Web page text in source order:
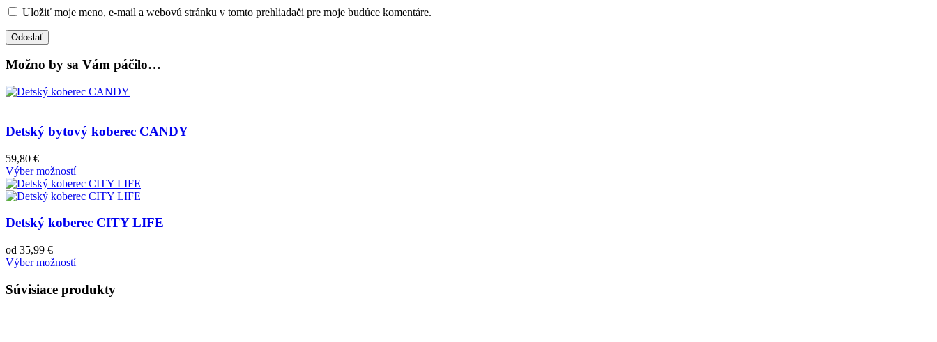
Uložiť moje meno, e-mail a webovú stránku v tomto prehliadači pre moje budúce komentáre.
Možno by sa Vám páčilo…
Detský bytový koberec CANDY
59,80 €
Výber možností
Detský koberec CITY LIFE
od 35,99 €
Výber možností
Súvisiace produkty